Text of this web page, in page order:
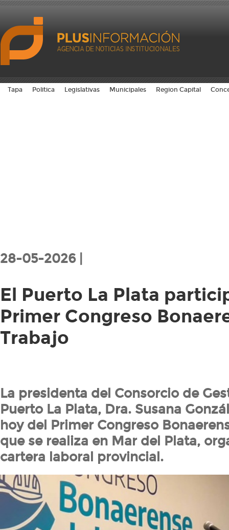
Tapa Politica Legislativas Municipales Region Capital
28-05-2026 |
El Puerto La Plata
Primer Congreso
Trabajo
La presidenta del Consorcio de
Puerto La Plata, Dra. Susana
hoy del Primer Congreso
que se realiza en Mar del Plata,
cartera laboral provincial.